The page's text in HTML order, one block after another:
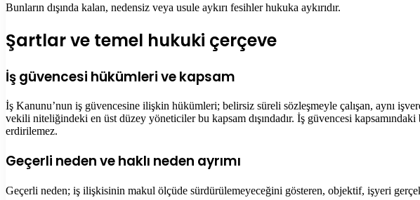
Bunların dışında kalan, nedensiz veya usule aykırı fesihler hukuka aykırıdır.
Şartlar ve temel hukuki çerçeve
İş güvencesi hükümleri ve kapsam
İş Kanunu’nun iş güvencesine ilişkin hükümleri; belirsiz süreli sözleşmeyle çalışan, aynı
vekili niteliğindeki en üst düzey yöneticiler bu kapsam dışındadır. İş güvencesi
erdirilemez.
Geçerli neden ve haklı neden ayrımı
Geçerli neden; iş ilişkisinin makul ölçüde sürdürülemeyeceğini gösteren, objektif, işyeri